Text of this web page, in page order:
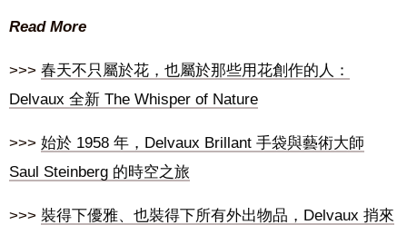
Read More
>>> 春天不只屬於花，也屬於那些用花創作的人：
Delvaux 全新 The Whisper of Nature
>>> 始於 1958 年，Delvaux Brillant 手袋與藝術大師
Saul Steinberg 的時空之旅
>>> 裝得下優雅、也裝得下所有外出物品，Delvaux 捎來